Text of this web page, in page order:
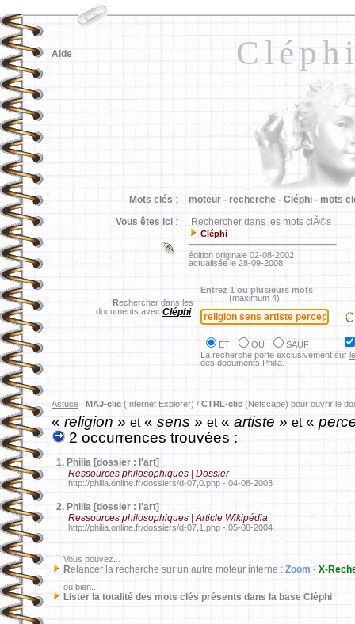
Aide
Mots clés : moteur - recherche - Cléphi - mots
Vous êtes ici : Rechercher dans les mots clÃ©s
Cléphi
édition originale 02-08-2002
actualisée le 28-09-2008
Rechercher dans les
documents avec Cléphi
Entrez 1 ou plusieurs mots
(maximum 4)
ET OU
SAUF
La recherche porte exclusivement sur
des documents Philia.
Astuce : MAJ-clic (Internet Explorer) / CTRL-clic (Netscape) pour ouvrir le
«religion» et« sens » et« artiste » et«
2 occurrences trouvées :
1. Philia [dossier : l'art]
Ressources philosophiques | Dossier
http://philia.online.fr/dossiers/d-07,0.php - 04-08-2003
2. Philia [dossier : l'art]
Ressources philosophiques | Article Wikipédia
http://philia.online.fr/dossiers/d-07,1.php - 05-08-2004
Vous pouvez...
Relancer la recherche sur un autre moteur interne : Zoom - X-
ou bien...
Lister la totalité des mots clés présents dans la base Cléphi